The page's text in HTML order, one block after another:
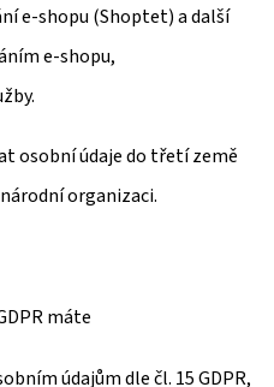
e-shopu (Shoptet) a další
e-shopu,
osobní údaje do třetí země
organizaci.
máte
údajům dle čl. 15 GDPR,